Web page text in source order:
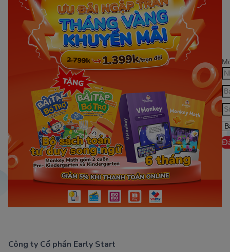
Công ty Cổ phần Early Start